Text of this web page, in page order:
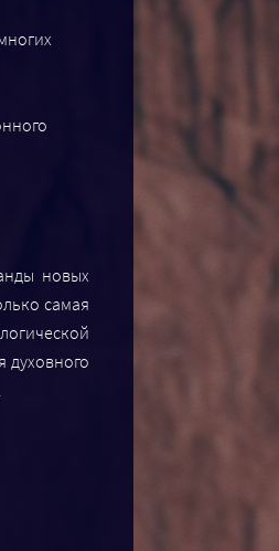
новых
самая